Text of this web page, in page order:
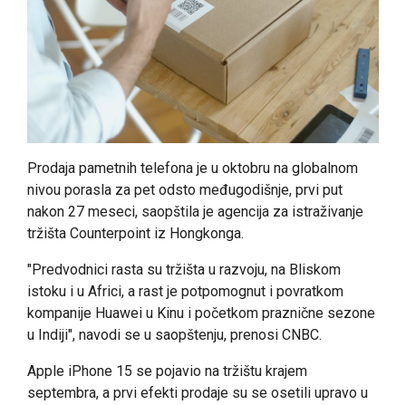
Prodaja pametnih telefona je u oktobru na globalnom
nivou porasla za pet odsto međugodišnje, prvi put
nakon 27 meseci, saopštila je agencija za istraživanje
tržišta Counterpoint iz Hongkonga.
"Predvodnici rasta su tržišta u razvoju, na Bliskom
istoku i u Africi, a rast je potpomognut i povratkom
kompanije Huawei u Kinu i početkom praznične sezone
u Indiji", navodi se u saopštenju, prenosi CNBC.
Apple iPhone 15 se pojavio na tržištu krajem
septembra, a prvi efekti prodaje su se osetili upravo u